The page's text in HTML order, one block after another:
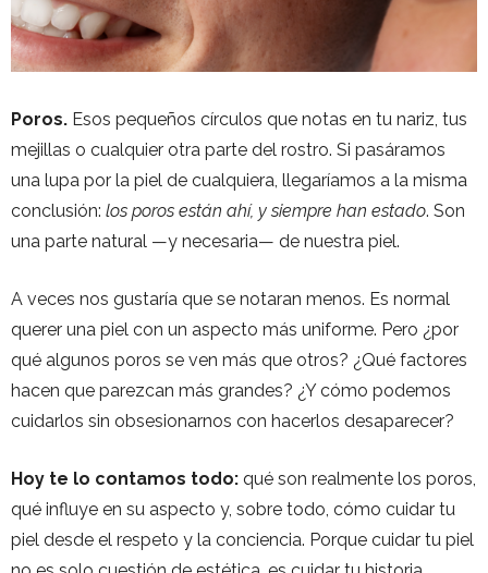
Poros. Esos pequeños círculos que notas en tu nariz, tus
mejillas o cualquier otra parte del rostro. Si pasáramos
una lupa por la piel de cualquiera, llegaríamos a la misma
conclusión: los poros están ahí, y siempre han estado. Son
una parte natural —y necesaria— de nuestra piel.
A veces nos gustaría que se notaran menos. Es normal
querer una piel con un aspecto más uniforme. Pero ¿por
qué algunos poros se ven más que otros? ¿Qué factores
hacen que parezcan más grandes? ¿Y cómo podemos
cuidarlos sin obsesionarnos con hacerlos desaparecer?
Hoy te lo contamos todo: qué son realmente los poros,
qué influye en su aspecto y, sobre todo, cómo cuidar tu
piel desde el respeto y la conciencia. Porque cuidar tu piel